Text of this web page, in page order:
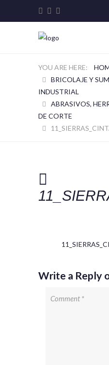
BRICOLAJE Y
INDUSTRIAL
ABRASIVOS,
DE CORTE
Write a Reply